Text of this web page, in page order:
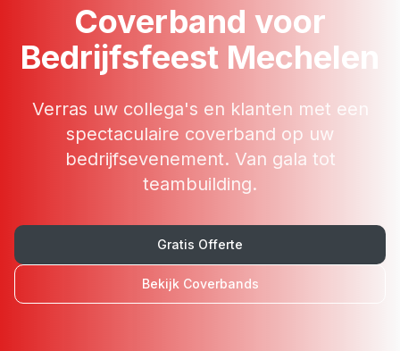
Coverband voor
Bedrijfsfeest Mechelen
Verras uw collega's en klanten met een
spectaculaire coverband op uw
bedrijfsevenement. Van gala tot
teambuilding.
Gratis Offerte
Bekijk Coverbands